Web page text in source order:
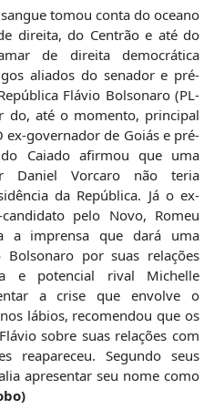
tomou conta do oceano
direita, do Centrão e até do
de direita democrática
aliados do senador e pré-
Flávio Bolsonaro (PL-
do, até o momento, principal
governador de Goiás e pré-
Caiado afirmou que uma
Daniel Vorcaro não teria
da República. Já o ex-
pelo Novo, Romeu
a imprensa que dará uma
por suas relações
e potencial rival Michelle
a crise que envolve o
lábios, recomendou que os
sobre suas relações com
reapareceu. Segundo seus
apresentar seu nome como